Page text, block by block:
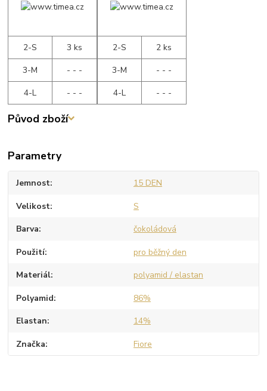
2-S
3 ks
3-M
- - -
4-L
- - -
2-S
2 ks
3-M
- - -
4-L
- - -
Původ zboží
Parametry
Jemnost 15 DEN
Velikost S
Barva čokoládová
Použití pro běžný den
Materiál polyamid / elastan
Polyamid 86%
Elastan 14%
Značka Fiore